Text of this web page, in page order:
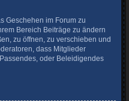
Geschehen im Forum zu
Bereich Beiträge zu ändern
zu öffnen, zu verschieben und
dass Mitglieder
oder Beleidigendes